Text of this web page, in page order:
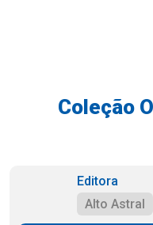
Coleção
Editora
Alto Astral